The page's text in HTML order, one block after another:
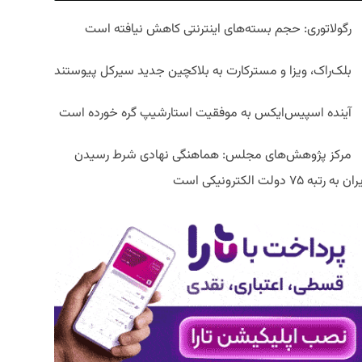
رگولاتوری: حجم بسته‌های اینترنتی کاهش نیافته است
بلک‌راک، ویزا و مسترکارت به بلاکچین جدید سیرکل پیوستند
آینده اسپیس‌ایکس به موفقیت استارشیپ گره خورده است
مرکز پژوهش‌های مجلس: هماهنگی نهادی شرط رسیدن
به رتبه ۷۵ دولت الکترونیکی است